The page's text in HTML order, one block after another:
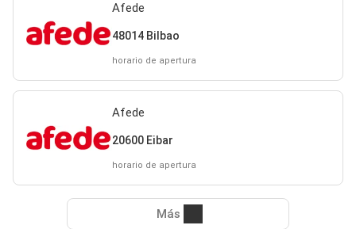
Afede
48014 Bilbao
horario de apertura
Afede
20600 Eibar
horario de apertura
Más